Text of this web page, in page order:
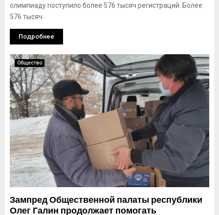
олимпиаду поступило более 576 тысяч регистраций. Более
576 тысяч
Подробнее
Общество
Зампред Общественной палаты республики
Олег Галин продолжает помогать